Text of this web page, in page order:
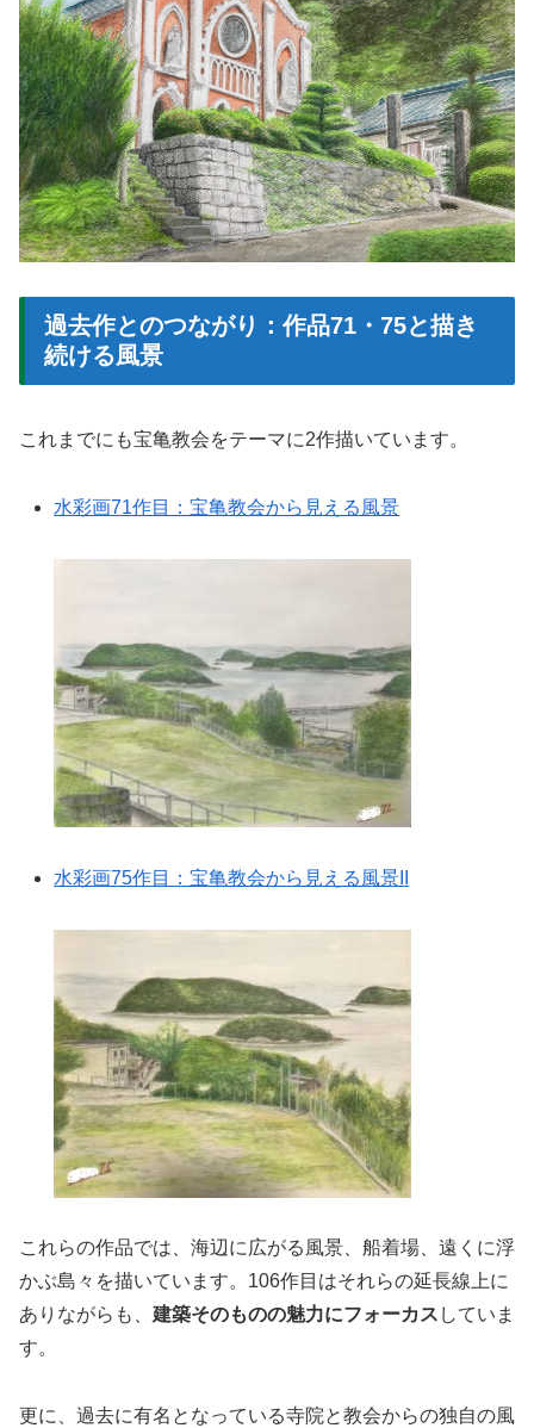
過去作とのつながり：作品71・75と描き
続ける風景
これまでにも宝亀教会をテーマに2作描いています。
水彩画71作目：宝亀教会から見える風景
水彩画75作目：宝亀教会から見える風景II
これらの作品では、海辺に広がる風景、船着場、遠くに浮
かぶ島々を描いています。106作目はそれらの延長線上に
ありながらも、 建築そのものの魅力にフォーカス していま
す。
更に、過去に有名となっている寺院と教会からの独自の風